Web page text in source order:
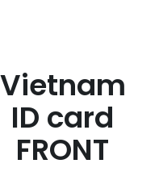
Vietnam
ID card
FRONT